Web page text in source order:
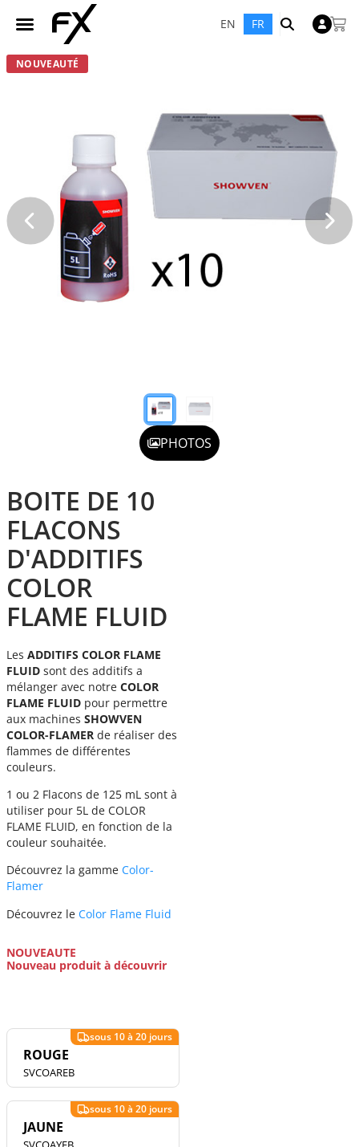
EN FR
PHOTOS
NOUVEAUTÉ
BOITE DE 10
FLACONS
D'ADDITIFS
COLOR
FLAME FLUID
Les ADDITIFS COLOR FLAME
FLUID sont des additifs a
mélanger avec notre COLOR
FLAME FLUID pour permettre
aux machines SHOWVEN
COLOR-FLAMER de réaliser des
flammes de différentes
couleurs.
1 ou 2 Flacons de 125 mL sont à
utiliser pour 5L de COLOR
FLAME FLUID, en fonction de la
couleur souhaitée.
Découvrez la gamme Color-
Flamer
Découvrez le Color Flame Fluid
NOUVEAUTE
Nouveau produit à découvrir
ROUGE
SVCOAREB
JAUNE